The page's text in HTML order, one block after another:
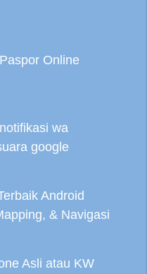
Online
wa
google
Android
& Navigasi
Asli atau KW